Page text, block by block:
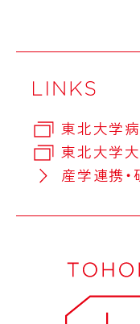
東北大学
東北大学
産学連携